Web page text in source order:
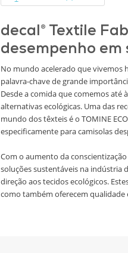
decal® Textile
desempenho
No mundo acelerado que vivemos
palavra-chave de grande
Desde a comida que comemos até
alternativas ecológicas. Uma das
mundo dos têxteis é o TOMINE
especificamente para camisolas
Com o aumento da
soluções sustentáveis na indústria
direção aos tecidos ecológicos.
como também oferecem qualidade